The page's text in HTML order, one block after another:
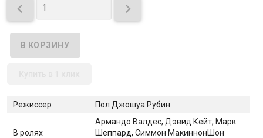
 
Режиссер Пол Джошуа Рубин
В ролях
Армандо Валдес, Дэвид Кейт, Марк
Шеппард, Симмон МакиннонШон